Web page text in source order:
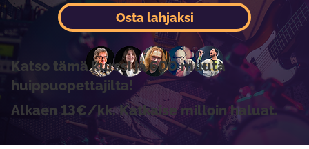
Katso tämä kurssi ja 600 muuta
huippuopettajilta!
Alkaen 13€/kk. Katkaise milloin haluat.
Osta lahjaksi